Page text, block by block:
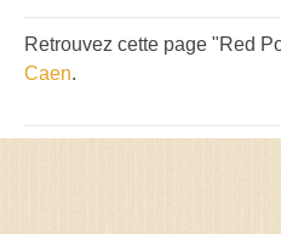
Retrouvez cette page "Red
Caen.